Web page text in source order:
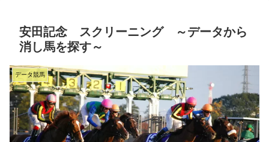
安田記念 スクリーニング ～データから
消し馬を探す～
データ競馬